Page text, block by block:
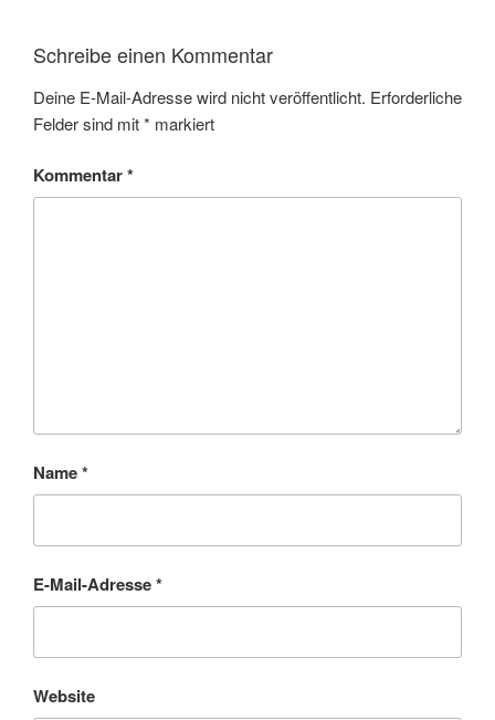
Schreibe einen Kommentar
Deine E-Mail-Adresse wird nicht veröffentlicht. Erforderliche
Felder sind mit* markiert
Kommentar*
Name*
E-Mail-Adresse*
Website